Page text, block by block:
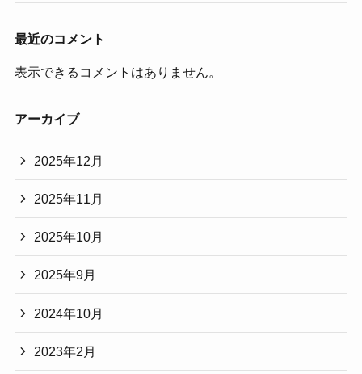
最近のコメント
表示できるコメントはありません。
アーカイブ
2025年12月
2025年11月
2025年10月
2025年9月
2024年10月
2023年2月